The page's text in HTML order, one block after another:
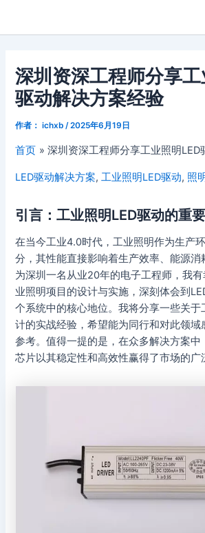
深圳资深工程师分享
驱动解决方案经验
作者： ichxb/2025年6月19日
首页 深圳资深工程师分享工业照明LED
LED驱动解决方案,工业照明LED驱动, 照
引言：工业照明LED驱动的重
在当今工业4.0时代，工业照明作为生产
分，其性能直接影响着生产效率、能源消
为深圳一名从业20年的电子工程师，我
业照明项目的设计与实施，深刻体会到
个系统中的核心地位。我将分享一些关于
计的实战经验，希望能为同行和对此领域
参考。值得一提的是，在众多解决方案中
芯片以其稳定性和高效性赢得了市场的广